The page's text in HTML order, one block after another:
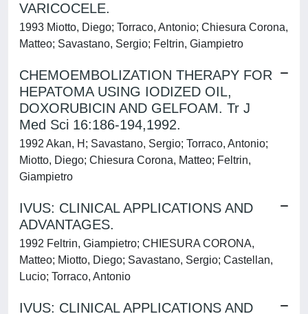
VARICOCELE.
1993 Miotto, Diego; Torraco, Antonio; Chiesura Corona,
Matteo; Savastano, Sergio; Feltrin, Giampietro
CHEMOEMBOLIZATION THERAPY FOR
HEPATOMA USING IODIZED OIL,
DOXORUBICIN AND GELFOAM. Tr J
Med Sci 16:186-194,1992.
1992 Akan, H; Savastano, Sergio; Torraco, Antonio;
Miotto, Diego; Chiesura Corona, Matteo; Feltrin,
Giampietro
IVUS: CLINICAL APPLICATIONS AND
ADVANTAGES.
1992 Feltrin, Giampietro; CHIESURA CORONA,
Matteo; Miotto, Diego; Savastano, Sergio; Castellan,
Lucio; Torraco, Antonio
IVUS: CLINICAL APPLICATIONS AND